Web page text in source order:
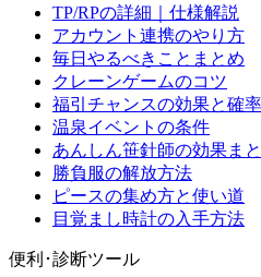
TP/RPの詳細｜仕様解説
アカウント連携のやり方
毎日やるべきことまとめ
クレーンゲームのコツ
福引チャンスの効果と確率
温泉イベントの条件
あんしん笹針師の効果ま
勝負服の解放方法
ピースの集め方と使い道
目覚まし時計の入手方法
便利･診断ツール